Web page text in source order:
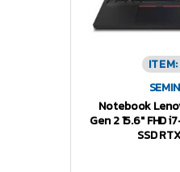
Notebook
Gen 2 15.6″ FHD
SSD